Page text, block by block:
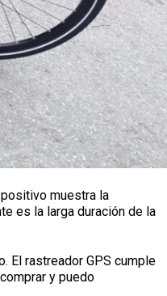
muestra la
es la larga duración de la
El rastreador GPS cumple
y puedo